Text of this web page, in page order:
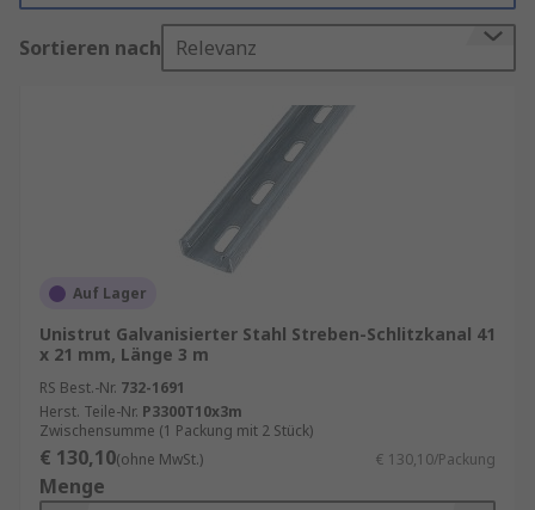
Vorteile von Kabelträgerschienen
Kabelträgerschienen bieten einen hohen Schutz
für Kabel und Leitungen vor mechanischen
Beschädigungen, Staub und Feuchtigkeit. Dies ist
besonders wichtig in industriellen Umgebungen,
wo Kabel häufig extremen Bedingungen
ausgesetzt sind.
Einfache Installation und Wartung
Die Installation von Kabelträgerschienen ist
unkompliziert und erfordert keine speziellen
Werkzeuge. Sie können leicht an Wänden,
Decken oder Böden montiert werden. Zudem
Sortieren nach Relevanz
Auf Lager
Unistrut Galvanisierter Stahl Streben-Schlitzkanal 41
x 21 mm, Länge 3 m
RS Best.-Nr. 732-1691
Herst. Teile-Nr. P3300T10x3m
Zwischensumme (1 Packung mit 2 Stück)
€ 130,10(ohne MwSt.) € 130,10/Packung
Menge